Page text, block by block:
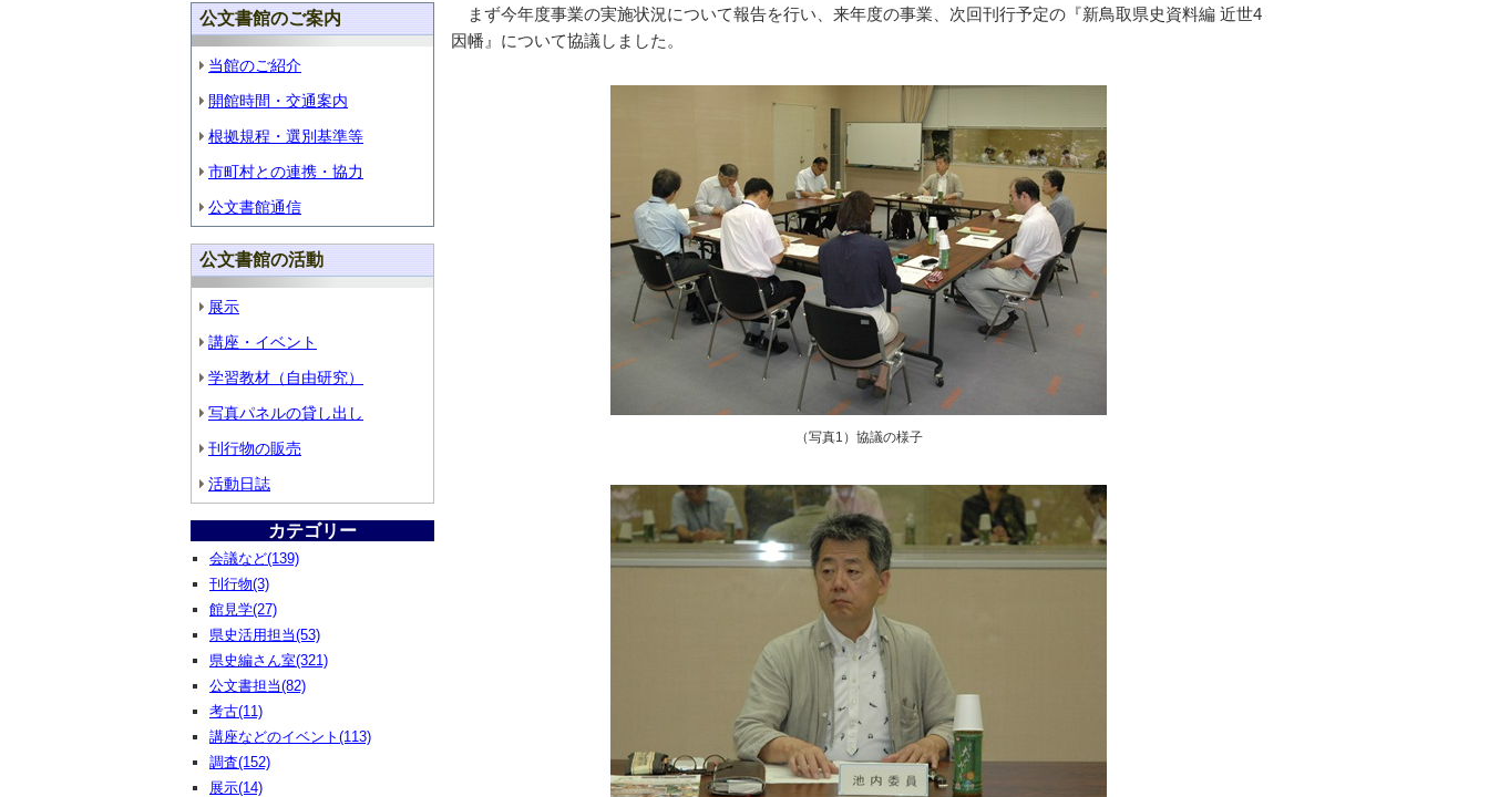
公文書館のご案内
当館のご紹介
開館時間・交通案内
根拠規程・選別基準等
市町村との連携・協力
公文書館通信
公文書館の活動
展示
講座・イベント
学習教材（自由研究）
写真パネルの貸し出し
刊行物の販売
活動日誌
カテゴリー
会議など(139)
刊行物(3)
館見学(27)
県史活用担当(53)
県史編さん室(321)
公文書担当(82)
考古(11)
講座などのイベント(113)
調査(152)
展示(14)
まず今年度事業の実施状況について報告を行い、来年度の事業、次回刊行予定の『新鳥取県史資料編 近世4
因幡』について協議しました。
（写真1）協議の様子